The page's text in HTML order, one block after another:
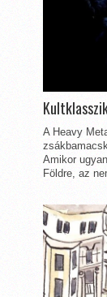
A Heavy
Amikor
Földre, az